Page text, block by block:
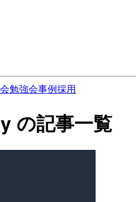
勉強会事例採用
の記事一覧